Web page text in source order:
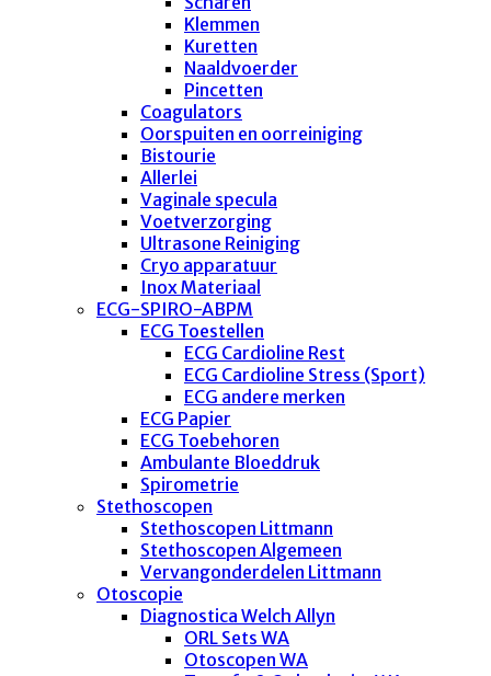
Klemmen
Kuretten
Naaldvoerder
Pincetten
Coagulators
Oorspuiten en oorreiniging
Bistourie
Allerlei
Vaginale specula
Voetverzorging
Ultrasone Reiniging
Cryo apparatuur
Inox Materiaal
ECG-SPIRO-ABPM
ECG Toestellen
ECG Cardioline Rest
ECG Cardioline Stress (Sport)
ECG andere merken
ECG Papier
ECG Toebehoren
Ambulante Bloeddruk
Spirometrie
Stethoscopen
Stethoscopen Littmann
Stethoscopen Algemeen
Vervangonderdelen Littmann
Otoscopie
Diagnostica Welch Allyn
ORL Sets WA
Otoscopen WA